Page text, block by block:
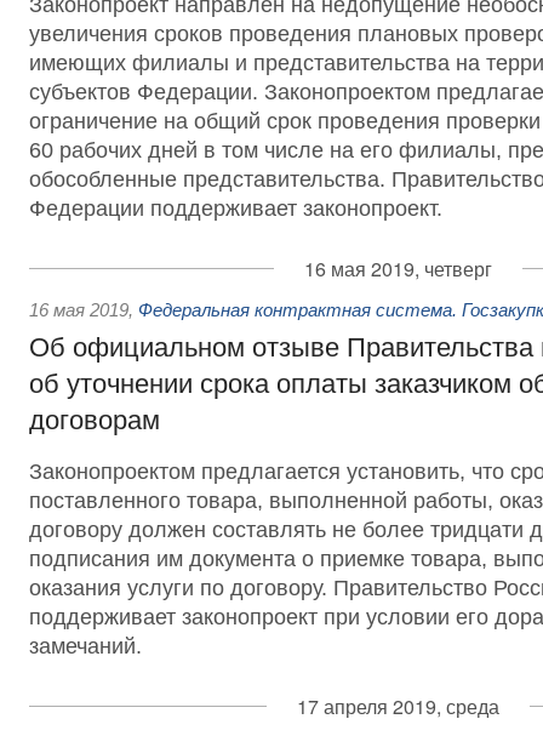
Законопроект направлен на недопущение
увеличения сроков проведения плановых
имеющих филиалы и представительства на
субъектов Федерации. Законопроектом
ограничение на общий срок проведения
60 рабочих дней в том числе на его филиалы,
обособленные представительства.
Федерации поддерживает законопроект.
16 мая 2019, четверг
16 мая 2019, Федеральная контрактная система.
Об официальном отзыве Правительства
об уточнении срока оплаты заказчиком
договорам
Законопроектом предлагается установить, что
поставленного товара, выполненной работы,
договору должен составлять не более тридцати
подписания им документа о приемке товара,
оказания услуги по договору. Правительство
поддерживает законопроект при условии его
замечаний.
17 апреля 2019, среда